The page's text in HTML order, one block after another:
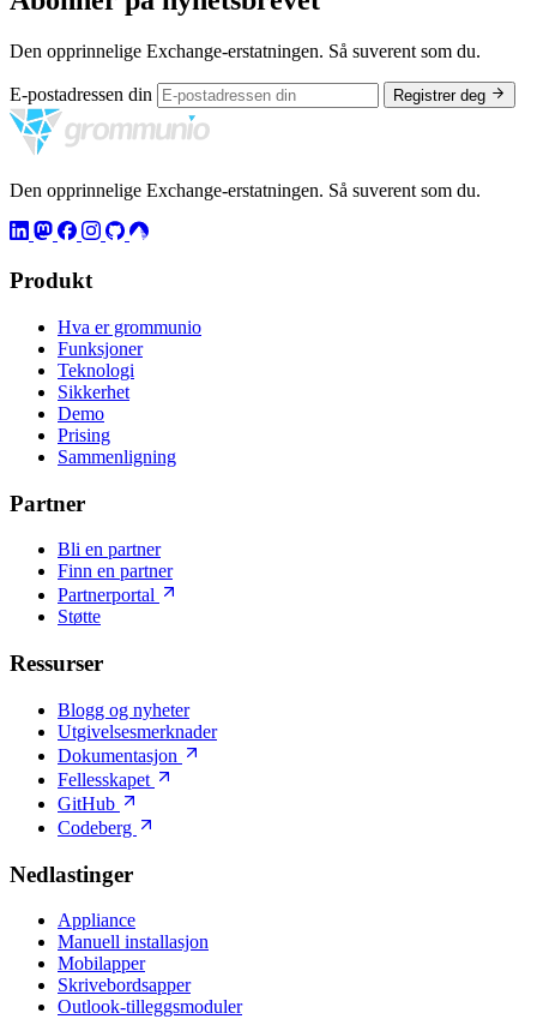
Den opprinnelige Exchange-erstatningen. Så suverent som du.
E-postadressen din Registrer deg
Den opprinnelige Exchange-erstatningen. Så suverent som du.
Produkt
Hva er grommunio
Funksjoner
Teknologi
Sikkerhet
Demo
Prising
Sammenligning
Partner
Bli en partner
Finn en partner
Partnerportal
Støtte
Ressurser
Blogg og nyheter
Utgivelsesmerknader
Dokumentasjon
Fellesskapet
GitHub
Codeberg
Nedlastinger
Appliance
Manuell installasjon
Mobilapper
Skrivebordsapper
Outlook-tilleggsmoduler